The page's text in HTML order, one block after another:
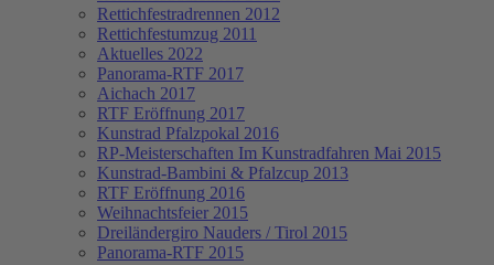
Rettichfestradrennen 2012
Rettichfestumzug 2011
Aktuelles 2022
Panorama-RTF 2017
Aichach 2017
RTF Eröffnung 2017
Kunstrad Pfalzpokal 2016
RP-Meisterschaften Im Kunstradfahren Mai 2015
Kunstrad-Bambini & Pfalzcup 2013
RTF Eröffnung 2016
Weihnachtsfeier 2015
Dreiländergiro Nauders / Tirol 2015
Panorama-RTF 2015